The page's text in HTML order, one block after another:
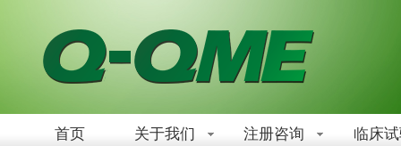
首页 关于我们 注册咨询 临床